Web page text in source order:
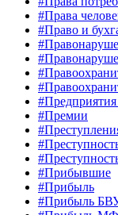
#Права
#Право и
#Предприятия
#Премии
#Прибывшие
#Прибыль
#Прибыль